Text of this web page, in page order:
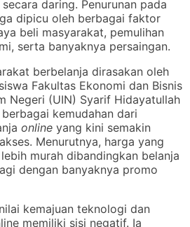
daring. Penurunan pada
dipicu oleh berbagai faktor
beli masyarakat, pemulihan
serta banyaknya persaingan.
berbelanja dirasakan oleh
Fakultas Ekonomi dan Bisnis
Negeri (UIN) Syarif Hidayatullah
kemudahan dari
online yang kini semakin
Menurutnya, harga yang
murah dibandingkan belanja
dengan banyaknya promo
kemajuan teknologi dan
memiliki sisi negatif. Ia